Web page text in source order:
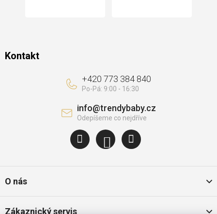
Kontakt
info@trendybaby.cz
+420 773 384 840
O nás
Zákaznický servis